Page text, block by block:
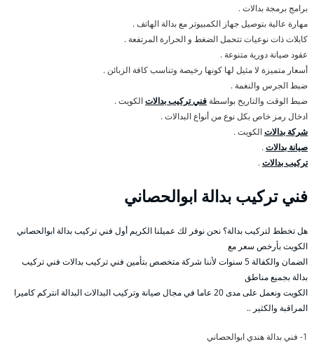
برامج برمجة بدالات .
مهارة عالية بتوصيل جهاز الكمبيوتر مع بدالة الهاتف .
كابلات ذات نوعيات تتحمل الضغط و الحرارة المرتفعة .
عقود صيانة دورية متنوعة .
أسعار متميزة لا مثيل لها كونها رخيصة وتناسب كافة الزبائن .
ضبط الجرس والنغمة .
ضبط الوقت والتاريخ بواسطة فني تركيب بدالاتالكويت .
ادخال رمز خاص بكل نوع من أنواع البدالات .
شركة بدالاتالكويت .
صيانة بدالات.
تركيب بدالات.
فني تركيب بدالة ابوالحصاني
هل تخطط لتركيب بدالة؟ نحن نوفر لك عميلنا الكريم أول فني تركيب بدالة ابوالحصاني
الكويت بأرخص سعر مع
الضمان والكفالة 5 سنوات لأننا شركة متخصص بتأمين فني تركيب بدالات فني تركيب
بدالة بجميع مناطق
الكويت ونعمل على مدى 20 عاما في مجال صيانة وتركيب البدالات البدالة انتركم كاميرا
المراقبة والكثير ..
1- فني بدالة هندي ابوالحصاني